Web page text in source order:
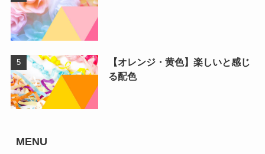
【オレンジ・黄色】楽しいと感じ
る配色
MENU